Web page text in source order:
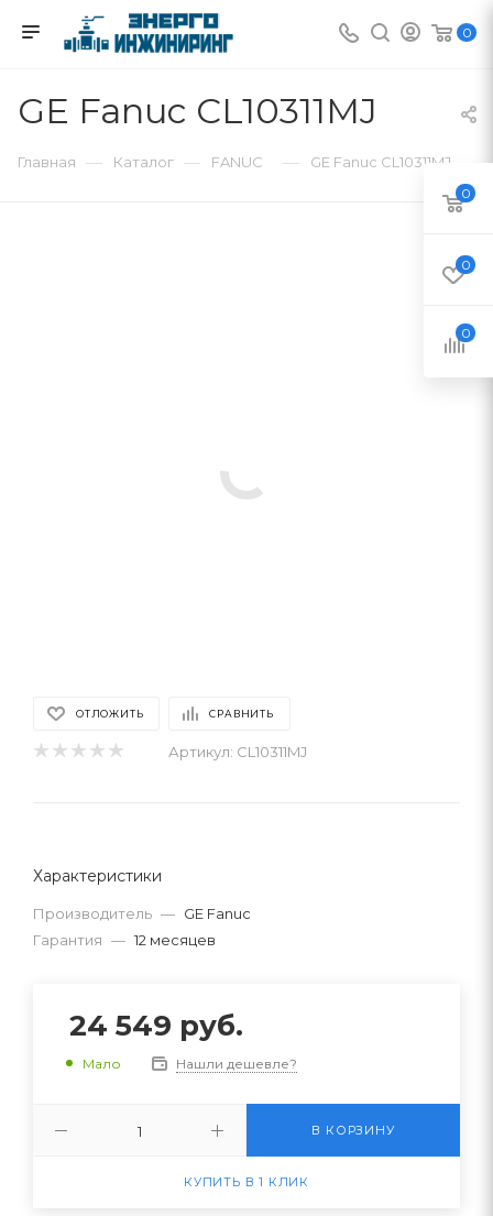
0
GE Fanuc CL10311MJ
Главная — Каталог — FANUC — GE Fanuc CL10311MJ
ОТЛОЖИТЬ СРАВНИТЬ
Артикул: CL10311MJ
Характеристики
Производитель — GE Fanuc
Гарантия — 12 месяцев
24 549 руб.
Мало Нашли дешевле?
В КОРЗИНУ
КУПИТЬ В 1 КЛИК
0
0
0